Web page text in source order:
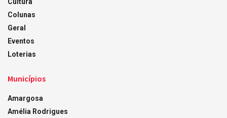
Colunas
Geral
Eventos
Loterias
Municípios
Amargosa
Amélia Rodrigues